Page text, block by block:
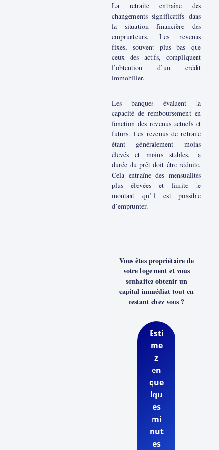
La retraite entraîne des
changements significatifs dans
la situation financière des
emprunteurs. Les revenus
fixes, souvent plus bas que
ceux des actifs, compliquent
l’obtention d’un crédit
immobilier.
Les banques évaluent la
capacité de remboursement en
fonction des revenus actuels et
futurs. Les revenus de retraite
étant généralement moins
élevés et moins stables, la
durée du prêt doit être réduite.
Cela entraîne des mensualités
plus élevées et limite le
montant qu’il est possible
d’emprunter.
Vous êtes propriétaire de
votre logement et vous
souhaitez obtenir un
capital immédiat tout en
restant chez vous ?
Esti
me
z
en
que
lqu
es
mi
nut
es